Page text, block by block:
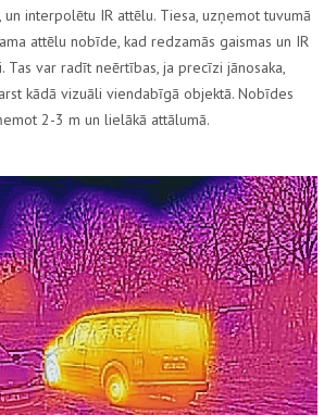
un interpolētu IR attēlu. Tiesa, uzņemot tuvumā
attēlu nobīde, kad redzamās gaismas un IR
Tas var radīt neērtības, ja precīzi jānosaka,
kādā vizuāli viendabīgā objektā. Nobīdes
2-3 m un lielākā attālumā.